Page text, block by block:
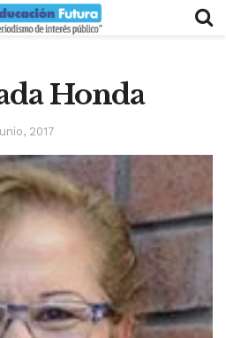
Honda
2017